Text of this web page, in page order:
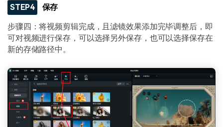
STEP4 保存
步骤四：将视频剪辑完成，且滤镜效果添加完毕调整后，即
可对视频进行保存，可以选择另外保存，也可以选择保存在
新的存储路径中。